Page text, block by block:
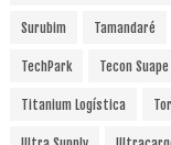
Surubim Tamandaré
TechPark Tecon Suape
Titanium Logística